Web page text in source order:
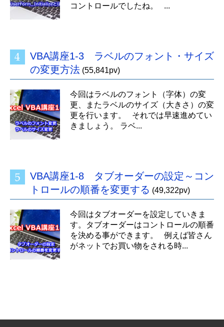
コントロールでしたね。 ...
VBA講座1-3 ラベルのフォント・サイズ
の変更方法 (55,841pv)
今回はラベルのフォント（字体）の変
更、またラベルのサイズ（大きさ）の変
更を行います。 それでは早速進めてい
きましょう。 ラベ...
VBA講座1-8 タブオーダーの設定～コン
トロールの順番を変更する (49,322pv)
今回はタブオーダーを設定していきま
す。タブオーダーはコントロールの順番
を決める事ができます。 例えば皆さん
がネットでお買い物をされる時...